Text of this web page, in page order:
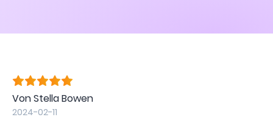
Von Stella Bowen
2024-02-11